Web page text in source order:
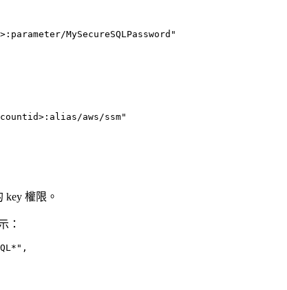
MySecureSQLPassword"
aws/ssm"
key 權限。
：